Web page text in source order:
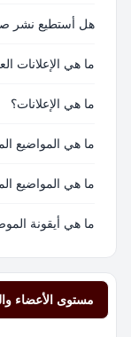
هل أستطيع نشر
ما هي الإعلانات
ما هي الإعلانات؟
ما هي المواضيع
ما هي المواضيع
ما هي أيقونة
مستوى الأعضاء